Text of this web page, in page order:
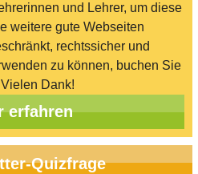
und Lehrer, um diese
weitere gute Webseiten
rechtssicher und
zu können, buchen Sie
Vielen Dank!
erfahren
Quizfrage